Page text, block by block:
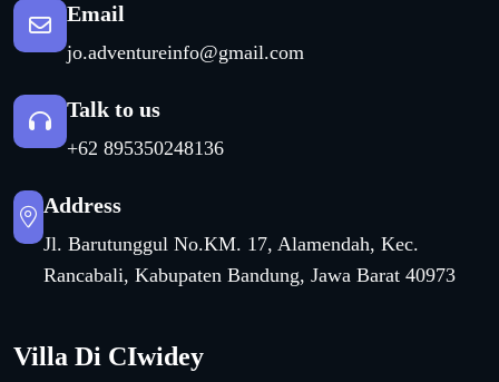
Email
jo.adventureinfo@gmail.com
Talk to us
+62 895350248136
Address
Jl. Barutunggul No.KM. 17, Alamendah, Kec.
Rancabali, Kabupaten Bandung, Jawa Barat 40973
Villa Di CIwidey